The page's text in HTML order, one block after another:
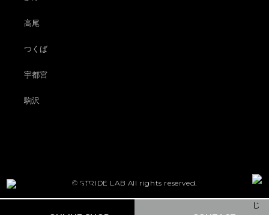
高尾
つくば
宇都宮
駒沢
© STRIDE LAB All rights reserved.